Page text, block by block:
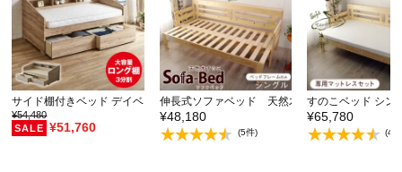
サイド棚付きベッド デイベッド 引き出し付き Shel…
¥54,480
¥51,760
伸長式ソファベッド 天然木すのこソファベッド
¥48,180
(5件)
すのこベッド シン
¥65,780
(4